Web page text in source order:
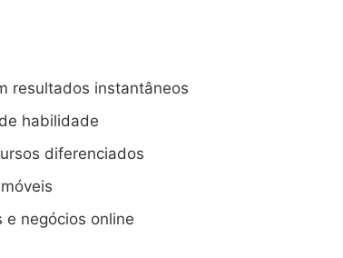
resultados instantâneos
habilidade
diferenciados
e negócios online